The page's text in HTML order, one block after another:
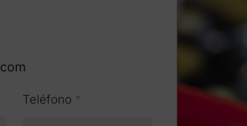
Teléfono *